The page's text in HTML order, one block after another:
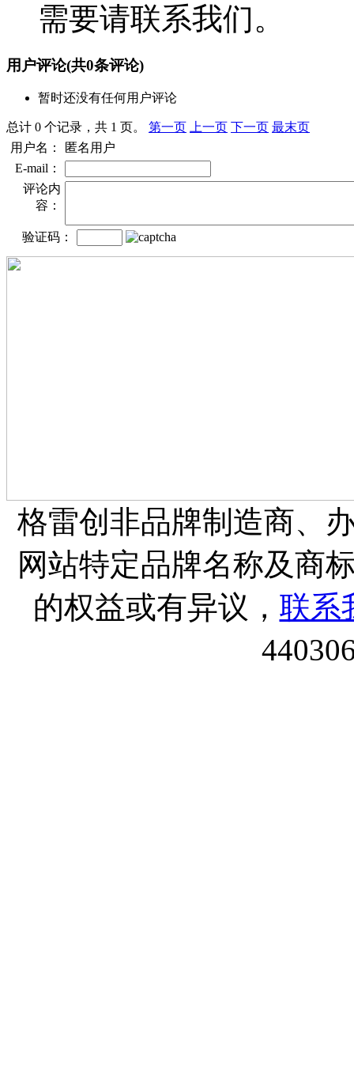
需要请联系我们。
用户评论(共0条评论)
暂时还没有任何用户评论
总计 0 个记录，共 1 页。 第一页 上一页 下一页 最末页
用户名：
匿名用户
E-mail：
评论内
容：
验证码：
格雷创非品牌制造商、
网站特定品牌名称及商
的权益或有异议， 联系